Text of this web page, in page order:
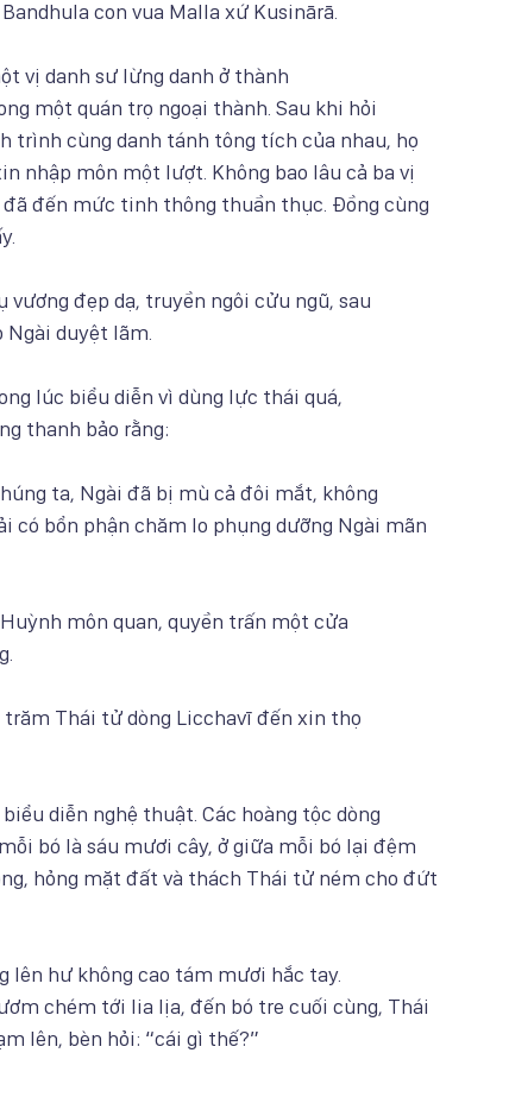
con vua Malla xứ Kusinārā.
vị danh sư lừng danh ở thành
một quán trọ ngoại thành. Sau khi hỏi
trình cùng danh tánh tông tích của nhau, họ
nhập môn một lượt. Không bao lâu cả ba vị
đến mức tinh thông thuần thục. Đồng cùng
đẹp dạ, truyền ngôi cửu ngũ, sau
duyệt lãm.
lúc biểu diễn vì dùng lực thái quá,
thanh bảo rằng:
ta, Ngài đã bị mù cả đôi mắt, không
có bổn phận chăm lo phụng dưỡng Ngài mãn
môn quan, quyền trấn một cửa
Thái tử dòng Licchavī đến xin thọ
diễn nghệ thuật. Các hoàng tộc dòng
bó là sáu mươi cây, ở giữa mỗi bó lại đệm
hỏng mặt đất và thách Thái tử ném cho đứt
lên hư không cao tám mươi hắc tay.
chém tới lia lịa, đến bó tre cuối cùng, Thái
lên, bèn hỏi: “cái gì thế?”